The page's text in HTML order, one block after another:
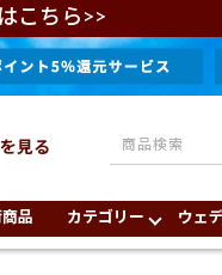
こちら>>
見る
品 カテゴリー ウェ